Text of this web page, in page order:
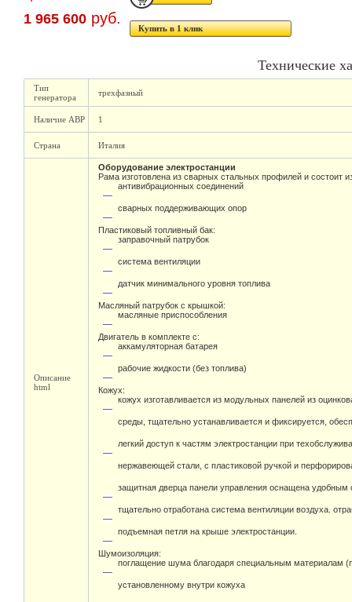
1 965 600 руб.
Купить в 1 клик
Технические
Тип
генератора
трехфазный
Наличие АВР 1
Страна Италия
Описание
html
Оборудование электростанции
Рама изготовлена из сварных стальных профилей и состоит
антивибрационных соединений
сварных поддерживающих опор
Пластиковый топливный бак:
заправочный патрубок
система вентиляции
датчик минимального уровня топлива
Масляный патрубок с крышкой:
масляные приспособления
Двигатель в комплекте с:
аккамуляторная батарея
рабочие жидкости (без топлива)
Кожух:
кожух изготавливается из модульных панелей из
среды, тщательно устанавливается и фиксируется,
легкий доступ к частям электростанции при
нержавеющей стали, с пластиковой ручкой и
защитная дверца панели управления оснащена
тщательно отработана система вентиляции воздуха.
подъемная петля на крыше электростанции.
Шумоизоляция:
поглащение шума благодаря специальным
установленному внутри кожуха